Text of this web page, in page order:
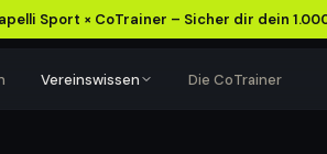
Sport × CoTrainer – Sicher dir dein
Vereinswissen Die CoTrainer